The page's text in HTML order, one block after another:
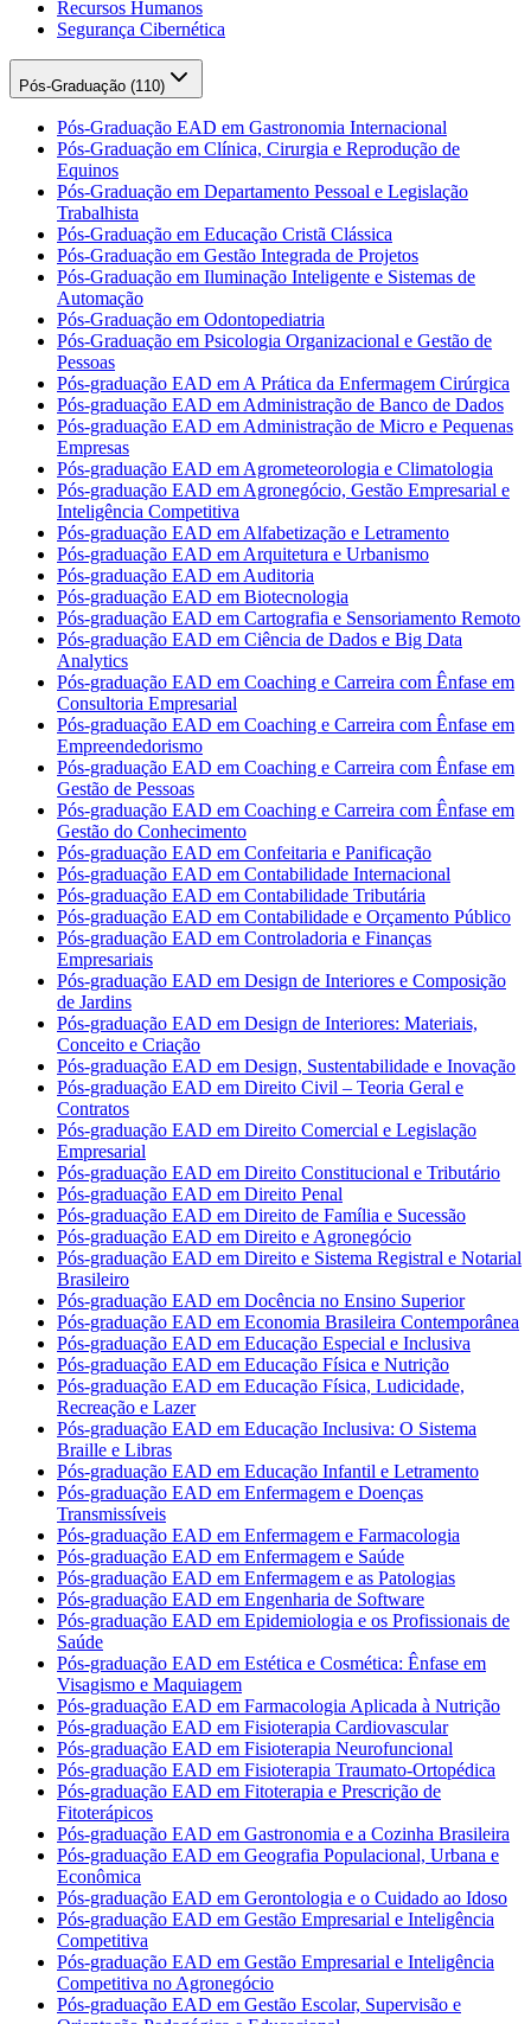
Recursos Humanos
Segurança Cibernética
Pós-Graduação (110)
Pós-Graduação EAD em Gastronomia Internacional
Pós-Graduação em Clínica, Cirurgia e Reprodução de
Equinos
Pós-Graduação em Departamento Pessoal e Legislação
Trabalhista
Pós-Graduação em Educação Cristã Clássica
Pós-Graduação em Gestão Integrada de Projetos
Pós-Graduação em Iluminação Inteligente e Sistemas de
Automação
Pós-Graduação em Odontopediatria
Pós-Graduação em Psicologia Organizacional e Gestão de
Pessoas
Pós-graduação EAD em A Prática da Enfermagem Cirúrgica
Pós-graduação EAD em Administração de Banco de Dados
Pós-graduação EAD em Administração de Micro e Pequenas
Empresas
Pós-graduação EAD em Agrometeorologia e Climatologia
Pós-graduação EAD em Agronegócio, Gestão Empresarial e
Inteligência Competitiva
Pós-graduação EAD em Alfabetização e Letramento
Pós-graduação EAD em Arquitetura e Urbanismo
Pós-graduação EAD em Auditoria
Pós-graduação EAD em Biotecnologia
Pós-graduação EAD em Cartografia e Sensoriamento Remoto
Pós-graduação EAD em Ciência de Dados e Big Data
Analytics
Pós-graduação EAD em Coaching e Carreira com Ênfase em
Consultoria Empresarial
Pós-graduação EAD em Coaching e Carreira com Ênfase em
Empreendedorismo
Pós-graduação EAD em Coaching e Carreira com Ênfase em
Gestão de Pessoas
Pós-graduação EAD em Coaching e Carreira com Ênfase em
Gestão do Conhecimento
Pós-graduação EAD em Confeitaria e Panificação
Pós-graduação EAD em Contabilidade Internacional
Pós-graduação EAD em Contabilidade Tributária
Pós-graduação EAD em Contabilidade e Orçamento Público
Pós-graduação EAD em Controladoria e Finanças
Empresariais
Pós-graduação EAD em Design de Interiores e Composição
de Jardins
Pós-graduação EAD em Design de Interiores: Materiais,
Conceito e Criação
Pós-graduação EAD em Design, Sustentabilidade e Inovação
Pós-graduação EAD em Direito Civil – Teoria Geral e
Contratos
Pós-graduação EAD em Direito Comercial e Legislação
Empresarial
Pós-graduação EAD em Direito Constitucional e Tributário
Pós-graduação EAD em Direito Penal
Pós-graduação EAD em Direito de Família e Sucessão
Pós-graduação EAD em Direito e Agronegócio
Pós-graduação EAD em Direito e Sistema Registral e Notarial
Brasileiro
Pós-graduação EAD em Docência no Ensino Superior
Pós-graduação EAD em Economia Brasileira Contemporânea
Pós-graduação EAD em Educação Especial e Inclusiva
Pós-graduação EAD em Educação Física e Nutrição
Pós-graduação EAD em Educação Física, Ludicidade,
Recreação e Lazer
Pós-graduação EAD em Educação Inclusiva: O Sistema
Braille e Libras
Pós-graduação EAD em Educação Infantil e Letramento
Pós-graduação EAD em Enfermagem e Doenças
Transmissíveis
Pós-graduação EAD em Enfermagem e Farmacologia
Pós-graduação EAD em Enfermagem e Saúde
Pós-graduação EAD em Enfermagem e as Patologias
Pós-graduação EAD em Engenharia de Software
Pós-graduação EAD em Epidemiologia e os Profissionais de
Saúde
Pós-graduação EAD em Estética e Cosmética: Ênfase em
Visagismo e Maquiagem
Pós-graduação EAD em Farmacologia Aplicada à Nutrição
Pós-graduação EAD em Fisioterapia Cardiovascular
Pós-graduação EAD em Fisioterapia Neurofuncional
Pós-graduação EAD em Fisioterapia Traumato-Ortopédica
Pós-graduação EAD em Fitoterapia e Prescrição de
Fitoterápicos
Pós-graduação EAD em Gastronomia e a Cozinha Brasileira
Pós-graduação EAD em Geografia Populacional, Urbana e
Econômica
Pós-graduação EAD em Gerontologia e o Cuidado ao Idoso
Pós-graduação EAD em Gestão Empresarial e Inteligência
Competitiva
Pós-graduação EAD em Gestão Empresarial e Inteligência
Competitiva no Agronegócio
Pós-graduação EAD em Gestão Escolar, Supervisão e